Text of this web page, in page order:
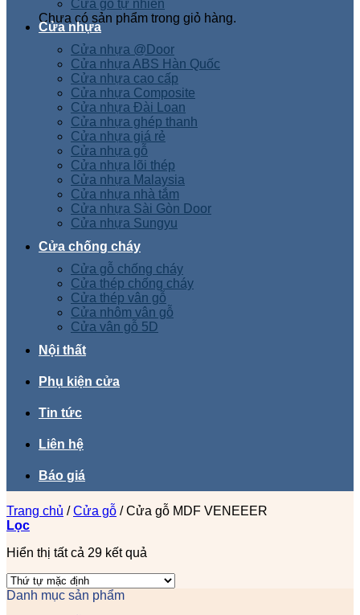
Chưa có sản phẩm trong giỏ hàng.
Cửa gỗ tự nhiên
Cửa nhựa
Cửa nhựa @Door
Cửa nhựa ABS Hàn Quốc
Cửa nhựa cao cấp
Cửa nhựa Composite
Cửa nhựa Đài Loan
Cửa nhựa ghép thanh
Cửa nhựa giá rẻ
Cửa nhựa gỗ
Cửa nhựa lõi thép
Cửa nhựa Malaysia
Cửa nhựa nhà tắm
Cửa nhựa Sài Gòn Door
Cửa nhựa Sungyu
Cửa chống cháy
Cửa gỗ chống cháy
Cửa thép chống cháy
Cửa thép vân gỗ
Cửa nhôm vân gỗ
Cửa vân gỗ 5D
Nội thất
Phụ kiện cửa
Tin tức
Liên hệ
Báo giá
Trang chủ / Cửa gỗ /Cửa gỗ MDF VENEEER
Lọc
Hiển thị tất cả 29 kết quả
Danh mục sản phẩm